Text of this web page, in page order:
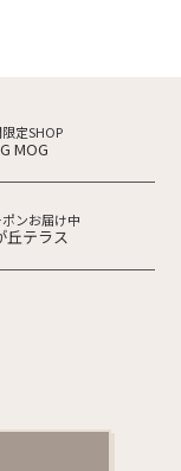
定SHOP
MOG
ンお届け中
丘テラス